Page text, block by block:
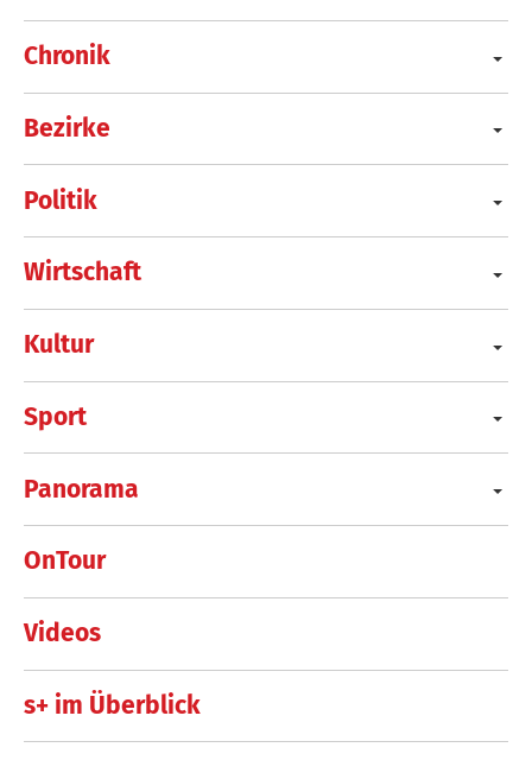
Chronik
Bezirke
Politik
Wirtschaft
Kultur
Sport
Panorama
OnTour
Videos
s+ im Überblick